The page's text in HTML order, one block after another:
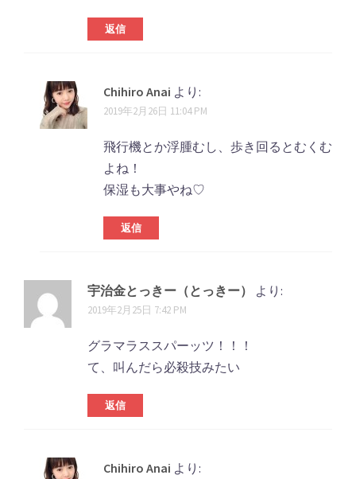
返信
Chihiro Anai より:
2019年2月26日 11:04 PM
飛行機とか浮腫むし、歩き回るとむくむ
よね！
保湿も大事やね♡
返信
宇治金とっきー（とっきー） より:
2019年2月25日 7:42 PM
グラマラススパーッツ！！！
て、叫んだら必殺技みたい
返信
Chihiro Anai より: